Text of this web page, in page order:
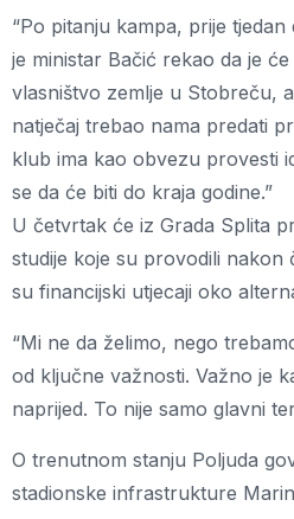
“Po pitanju kampa, prije tjedan
je ministar Bačić rekao da je
vlasništvo zemlje u Stobreču,
natječaj trebao nama predati
klub ima kao obvezu provesti
se da će biti do kraja godine.”
U četvrtak će iz Grada Splita
studije koje su provodili nakon
su financijski utjecaji oko
“Mi ne da želimo, nego
od ključne važnosti. Važno je
naprijed. To nije samo glavni
O trenutnom stanju Poljuda
stadionske infrastrukture